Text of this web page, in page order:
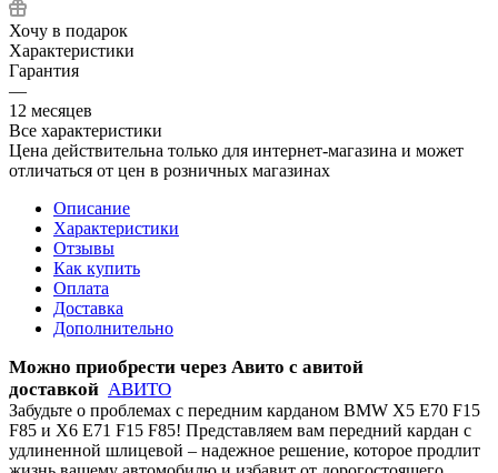
Хочу в подарок
Характеристики
Гарантия
—
12 месяцев
Все характеристики
Цена действительна только для интернет-магазина и может
отличаться от цен в розничных магазинах
Описание
Характеристики
Отзывы
Как купить
Оплата
Доставка
Дополнительно
Можно приобрести через Авито с авитой
доставкой АВИТО
Забудьте о проблемах с передним карданом BMW X5 E70 F15
F85 и X6 E71 F15 F85! Представляем вам передний кардан с
удлиненной шлицевой – надежное решение, которое продлит